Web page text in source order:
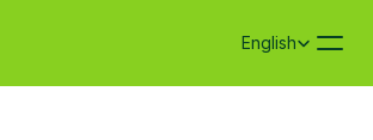
Select Language
English